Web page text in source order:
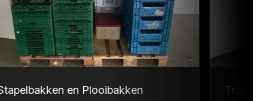
en Plooibakken